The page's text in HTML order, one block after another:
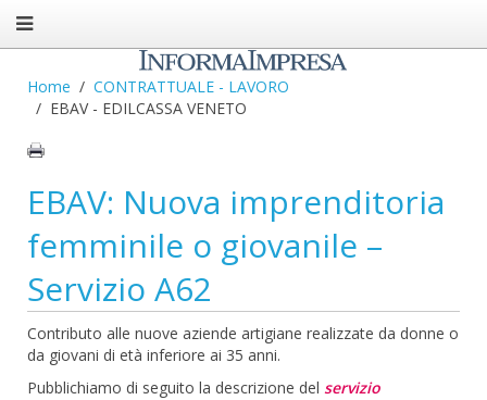
Home
CONTRATTUALE - LAVORO
EBAV - EDILCASSA VENETO
EBAV: Nuova imprenditoria
femminile o giovanile –
Servizio A62
Contributo alle nuove aziende artigiane realizzate da donne o
da giovani di età inferiore ai 35 anni.
Pubblichiamo di seguito la descrizione del servizio